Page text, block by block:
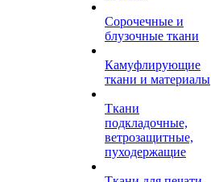
Сорочечные и
блузочные ткани
Камуфлирующие
ткани и материалы
Ткани
подкладочные,
ветрозащитные,
пуходержащие